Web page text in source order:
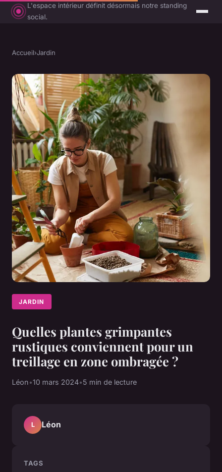
L'espace intérieur définit désormais notre standing
social.
Accueil›Jardin
JARDIN
Quelles plantes grimpantes
rustiques conviennent pour un
treillage en zone ombragée ?
Léon•10 mars 2024•5 min de lecture
L Léon
TAGS